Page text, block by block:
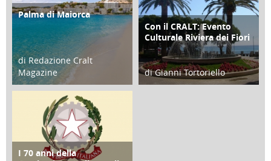
ATTIVITÀ
Palma di Maiorca
di Redazione Cralt
Magazine
25 Giugno 2016
ATTIVITÀ
Con il CRALT: Evento
Culturale Riviera dei Fiori
di Gianni Tortoriello
FOCUS
I 70 anni della